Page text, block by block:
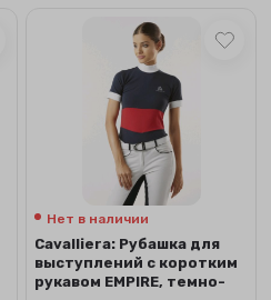
Нет в наличии
Сavalliera: Рубашка для
выступлений с коротким
рукавом EMPIRE, темно-